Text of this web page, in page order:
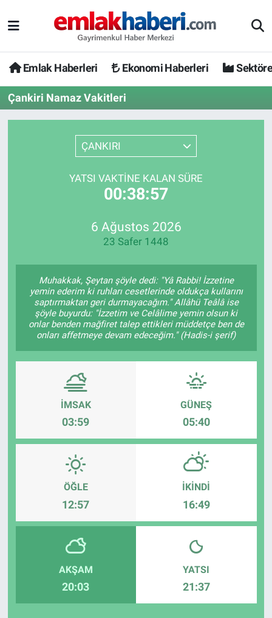
Emlak Haberleri Ekonomi Haberleri
Çankiri Namaz Vakitleri
ÇANKIRI
YATSI VAKTINE KALAN SÜRE
00:38:57
6 Ağustos 2026
23 Safer 1448
Muhakkak, Şeytan şöyle dedi: "Yâ Rabbi! İzzetine
yemin ederim ki ruhları cesetlerinde oldukça kullarını
saptırmaktan geri durmayacağım." Allâhü Teâlâ ise
şöyle buyurdu: "İzzetim ve Celâlime yemin olsun ki
onlar benden mağfiret talep ettikleri müddetçe ben de
onları affetmeye devam edeceğim." (Hadis-i şerif)
İMSAK
03:59
GÜNEŞ
05:40
ÖĞLE
12:57
İKINDI
16:49
AKŞAM
20:03
YATSI
21:37